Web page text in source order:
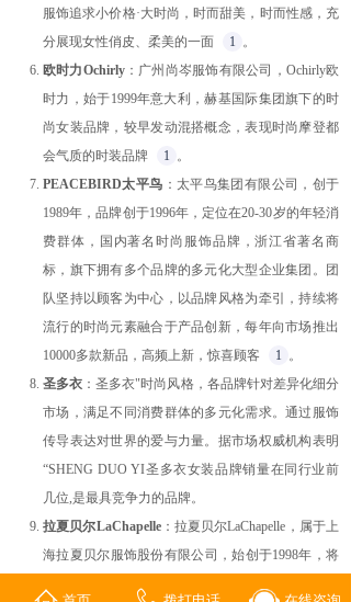
服饰追求小价格·大时尚，时而甜美，时而性感，充
分展现女性俏皮、柔美的一面
1 。
欧时力Ochirly：广州尚岑服饰有限公司，Ochirly欧
时力，始于1999年意大利，赫基国际集团旗下的时
尚女装品牌，较早发动混搭概念，表现时尚摩登都
会气质的时装品牌
1 。
PEACEBIRD太平鸟 ：太平鸟集团有限公司，创于
1989年，品牌创于1996年，定位在20-30岁的年轻消
费群体，国内著名时尚服饰品牌，浙江省著名商
标，旗下拥有多个品牌的多元化大型企业集团。团
队坚持以顾客为中心，以品牌风格为牵引，持续将
流行的时尚元素融合于产品创新，每年向市场推出
10000多款新品，高频上新，惊喜顾客
1 。
圣多衣 ：圣多衣"时尚风格，各品牌针对差异化细分
市场，满足不同消费群体的多元化需求。通过服饰
传导表达对世界的爱与力量。据市场权威机构表明
“SHENG DUO YI圣多衣女装品牌销量在同行业前
几位,是最具竞争力的品牌。
拉夏贝尔LaChapelle：拉夏贝尔LaChapelle，属于上
海拉夏贝尔服饰股份有限公司，始创于1998年，将